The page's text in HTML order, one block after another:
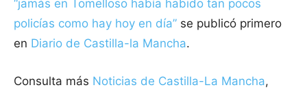
“jamás en Tomelloso había habido tan pocos
policías como hay hoy en día” se publicó primero
en Diario de Castilla-la Mancha.
Consulta más Noticias de Castilla-La Mancha,